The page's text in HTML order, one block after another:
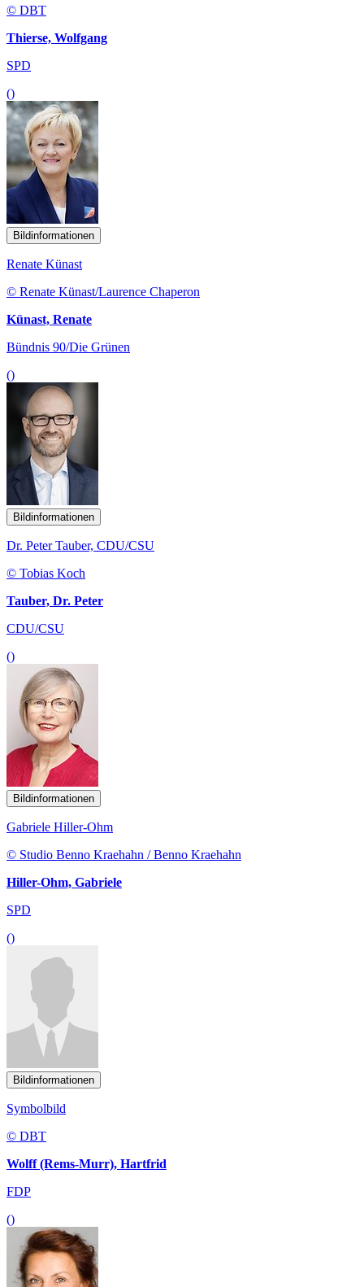
© DBT
Thierse, Wolfgang
SPD
()
Bildinformationen
Renate Künast
© Renate Künast/Laurence Chaperon
Künast, Renate
Bündnis 90/Die Grünen
()
Bildinformationen
Dr. Peter Tauber, CDU/CSU
© Tobias Koch
Tauber, Dr. Peter
CDU/CSU
()
Bildinformationen
Gabriele Hiller-Ohm
© Studio Benno Kraehahn / Benno Kraehahn
Hiller-Ohm, Gabriele
SPD
()
Bildinformationen
Symbolbild
© DBT
Wolff (Rems-Murr), Hartfrid
FDP
()